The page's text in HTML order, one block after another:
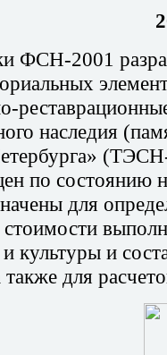
ФСН-2001
наследия
(ТЭСН
по состоянию
для
культуры и
также для